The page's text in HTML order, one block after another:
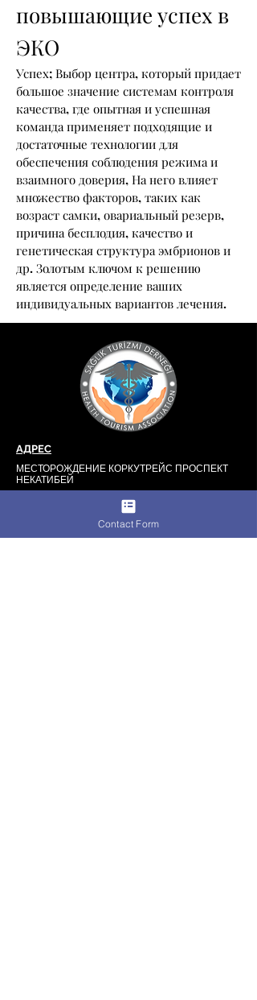
повышающие успех в
ЭКО
Успех; Выбор центра, который придает
большое значение системам контроля
качества, где опытная и успешная
команда применяет подходящие и
достаточные технологии для
обеспечения соблюдения режима и
взаимного доверия, На него влияет
множество факторов, таких как
возраст самки, овариальный резерв,
причина бесплодия, качество и
генетическая структура эмбрионов и
др. Золотым ключом к решению
является определение ваших
индивидуальных вариантов лечения.
АДРЕС
МЕСТОРОЖДЕНИЕ КОРКУТРЕЙС ПРОСПЕКТ
НЕКАТИБЕЙ
№: 58/30 ЧАНКАЯ / АНКАРА
0312 232 32 65
Contact Form